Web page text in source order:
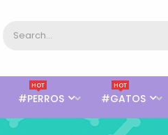
#PERROS
HOT
#GATOS
HOT